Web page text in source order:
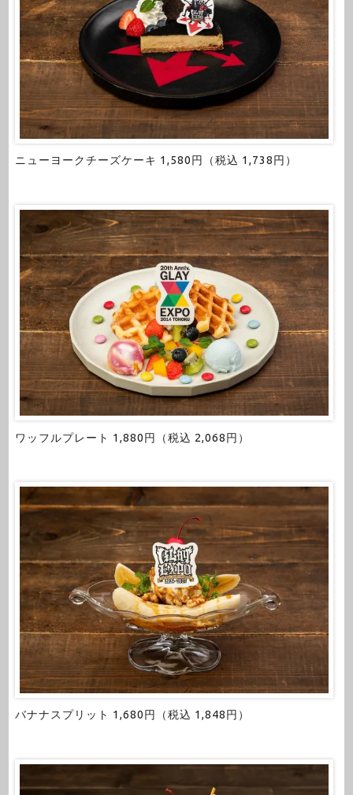
ニューヨークチーズケーキ 1,580円（税込 1,738円）
ワッフルプレート 1,880円（税込 2,068円）
バナナスプリット 1,680円（税込 1,848円）